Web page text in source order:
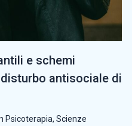
e schemi
antisociale di
Psicoterapia, Scienze